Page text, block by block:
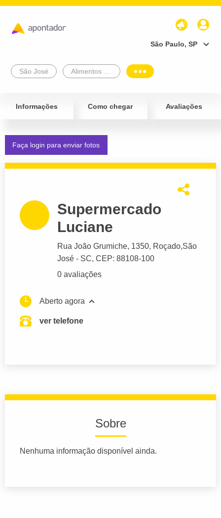
São Paulo, SP
São José
Informações Como chegar Avaliações
Faça login para enviar fotos
Supermercado
Luciane
Rua João Grumiche, 1350, Roçado,São
José - SC, CEP: 88108-100
0 avaliações
Aberto agora
ver telefone
Sobre
Nenhuma informação disponível ainda.